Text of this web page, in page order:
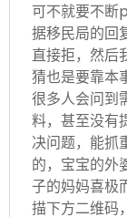
可不就要不断
据移民局的回
直接拒，然后
猜也是要靠本
很多人会问到
料，甚至没有
决问题，能抓
的，宝宝的外
子的妈妈喜极
描下方二维码